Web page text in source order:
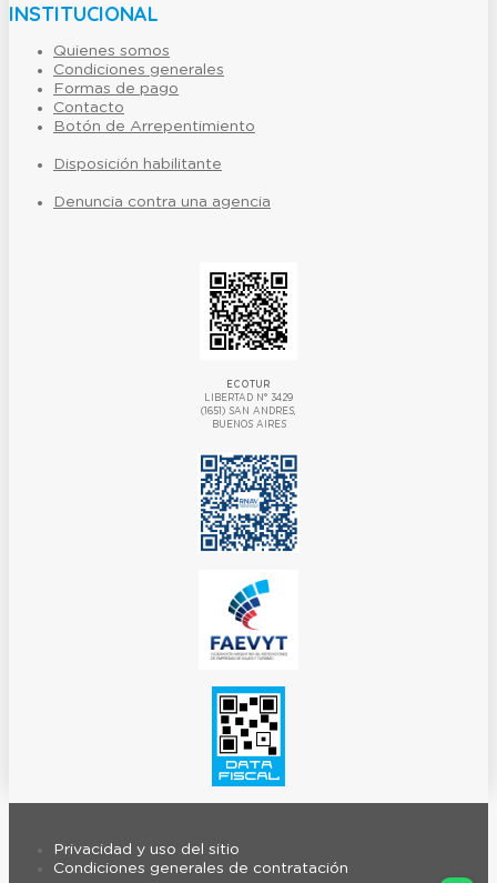
INSTITUCIONAL
Quienes somos
Condiciones generales
Formas de pago
Contacto
Botón de Arrepentimiento
Disposición habilitante
Denuncia contra una agencia
ECOTUR
LIBERTAD N° 3429
(1651) SAN ANDRES,
BUENOS AIRES
Privacidad y uso del sitio
Condiciones generales de contratación